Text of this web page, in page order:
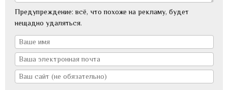
Предупреждение: всё, что похоже на рекламу, будет
нещадно удаляться.